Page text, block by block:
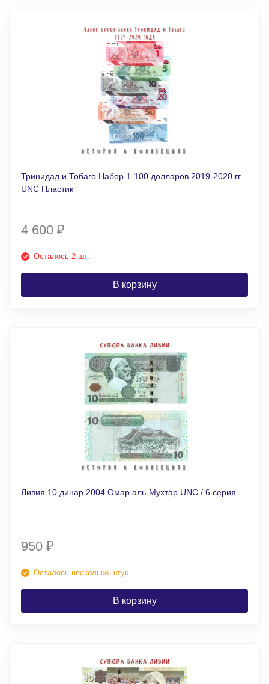
Тринидад и Тобаго Набор 1-100 долларов 2019-2020 гг
UNC Пластик
4 600 ₽
Осталось 2 шт.
В корзину
Ливия 10 динар 2004 Омар аль-Мухтар UNC / 6 серия
950 ₽
Осталось несколько штук
В корзину